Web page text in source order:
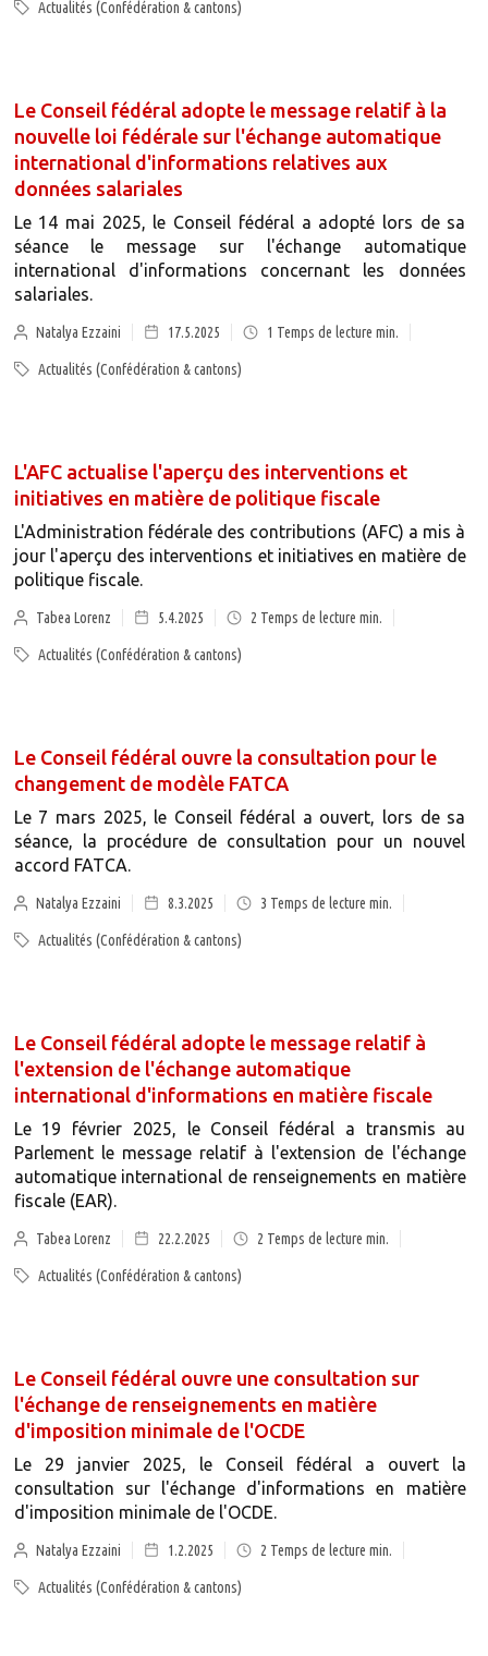
Actualités (Confédération & cantons)
Le Conseil fédéral adopte le message relatif à la
nouvelle loi fédérale sur l'échange automatique
international d'informations relatives aux
données salariales
Le 14 mai 2025, le Conseil fédéral a adopté lors de sa
séance le message sur l'échange automatique
international d'informations concernant les données
salariales.
Natalya Ezzaini 17.5.2025 1 Temps de lecture min.
Actualités (Confédération & cantons)
L'AFC actualise l'aperçu des interventions et
initiatives en matière de politique fiscale
L'Administration fédérale des contributions (AFC) a mis à
jour l'aperçu des interventions et initiatives en matière de
politique fiscale.
Tabea Lorenz 5.4.2025 2 Temps de lecture min.
Actualités (Confédération & cantons)
Le Conseil fédéral ouvre la consultation pour le
changement de modèle FATCA
Le 7 mars 2025, le Conseil fédéral a ouvert, lors de sa
séance, la procédure de consultation pour un nouvel
accord FATCA.
Natalya Ezzaini 8.3.2025 3 Temps de lecture min.
Actualités (Confédération & cantons)
Le Conseil fédéral adopte le message relatif à
l'extension de l'échange automatique
international d'informations en matière fiscale
Le 19 février 2025, le Conseil fédéral a transmis au
Parlement le message relatif à l'extension de l'échange
automatique international de renseignements en matière
fiscale (EAR).
Tabea Lorenz 22.2.2025 2 Temps de lecture min.
Actualités (Confédération & cantons)
Le Conseil fédéral ouvre une consultation sur
l'échange de renseignements en matière
d'imposition minimale de l'OCDE
Le 29 janvier 2025, le Conseil fédéral a ouvert la
consultation sur l'échange d'informations en matière
d'imposition minimale de l'OCDE.
Natalya Ezzaini 1.2.2025 2 Temps de lecture min.
Actualités (Confédération & cantons)